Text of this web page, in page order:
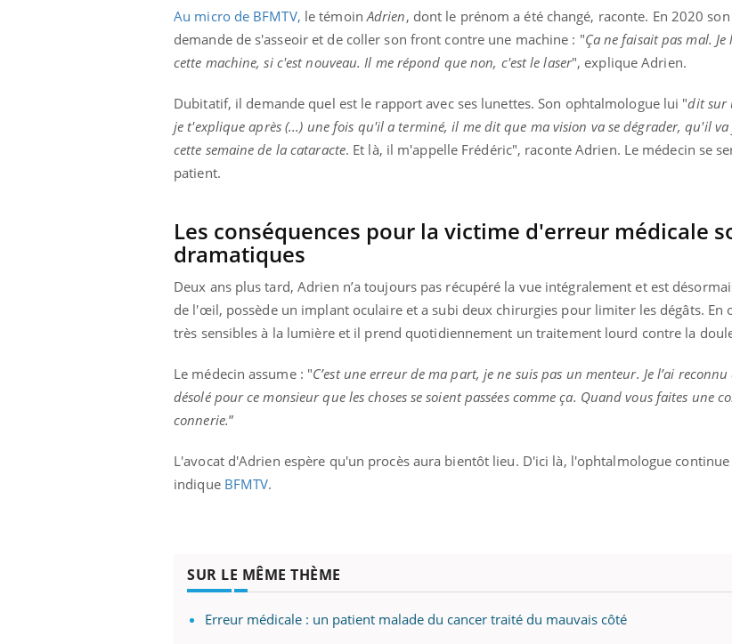
Au micro de BFMTV, le témoinAdrien, dont le prénom a été changé, raconte. En 2020
demande de s'asseoir et de coller son front contre une machine : "Ça ne faisait pas mal.
cette machine, si c'est nouveau. Il me répond que non, c'est le laser", explique Adrien.
Dubitatif, il demande quel est le rapport avec ses lunettes. Son ophtalmologue lui "dit sur
je t'explique après (...) une fois qu'il a terminé, il me dit que ma vision va se dégrader, qu'il
cette semaine de la cataracte. Et là, il m'appelle Frédéric", raconte Adrien. Le médecin se
patient.
Les conséquences pour la victime d'erreur médicale
dramatiques
Deux ans plus tard, Adrien n’a toujours pas récupéré la vue intégralement et est
de l'œil, possède un implant oculaire et a subi deux chirurgies pour limiter les dégâts. En
très sensibles à la lumière et il prend quotidiennement un traitement lourd contre la
Le médecin assume : "C’est une erreur de ma part, je ne suis pas un menteur. Je l’ai reconnu
désolé pour ce monsieur que les choses se soient passées comme ça. Quand vous faites une
connerie.”
L'avocat d'Adrien espère qu'un procès aura bientôt lieu. D'ici là, l'ophtalmologue
indique BFMTV.
SUR LE MÊME THÈME
Erreur médicale : un patient malade du cancer traité du mauvais côté